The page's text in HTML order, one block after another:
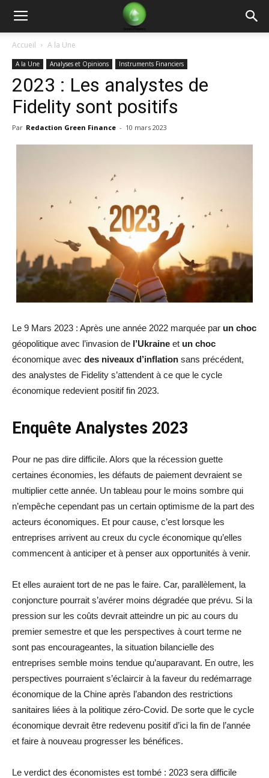
Green
Finance
Accueil A la Une
A la Une Analyses et Opinions Instruments Financiers
2023 : Les analystes de
Fidelity sont positifs
Par Redaction Green Finance - 10 mars 2023
Le 9 Mars 2023 : Après une année 2022 marquée par un choc
géopolitique avec l’invasion de l’Ukraine et un choc
économique avec des niveaux d’inflation sans précédent,
des analystes de Fidelity s’attendent à ce que le cycle
économique redevient positif fin 2023.
Enquête Analystes 2023
Pour ne pas dire difficile. Alors que la récession guette
certaines économies, les défauts de paiement devraient se
multiplier cette année. Un tableau pour le moins sombre qui
n’empêche cependant pas un certain optimisme de la part des
acteurs économiques. Et pour cause, c’est lorsque les
entreprises arrivent au creux du cycle économique qu’elles
commencent à anticiper et à penser aux opportunités à venir.
Et elles auraient tort de ne pas le faire. Car, parallèlement, la
conjoncture pourrait s’avérer moins dégradée que prévu. Si la
pression sur les coûts devrait atteindre un pic au cours du
premier semestre et que les perspectives à court terme ne
sont pas encourageantes, la situation bilancielle des
entreprises semble moins tendue qu’auparavant. En outre, les
perspectives pourraient s’éclaircir à la faveur du redémarrage
économique de la Chine après l’abandon des restrictions
sanitaires liées à la politique zéro-Covid. De sorte que le cycle
économique devrait être redevenu positif d’ici la fin de l’année
et faire à nouveau progresser les bénéfices.
Le verdict des économistes est tombé : 2023 sera difficile